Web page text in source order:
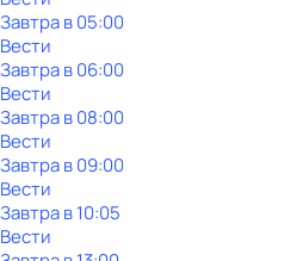
Завтра в 05:00
Вести
Завтра в 06:00
Вести
Завтра в 08:00
Вести
Завтра в 09:00
Вести
Завтра в 10:05
Вести